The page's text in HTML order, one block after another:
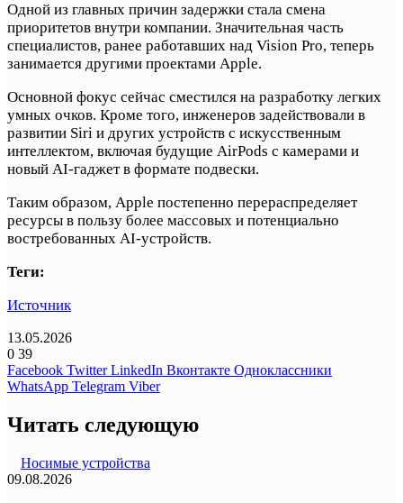
Одной из главных причин задержки стала смена
приоритетов внутри компании. Значительная часть
специалистов, ранее работавших над Vision Pro, теперь
занимается другими проектами Apple.
Основной фокус сейчас сместился на разработку легких
умных очков. Кроме того, инженеров задействовали в
развитии Siri и других устройств с искусственным
интеллектом, включая будущие AirPods с камерами и
новый AI-гаджет в формате подвески.
Таким образом, Apple постепенно перераспределяет
ресурсы в пользу более массовых и потенциально
востребованных AI-устройств.
Теги:
Источник
13.05.2026
0 39
Facebook Twitter LinkedIn Вконтакте Одноклассники
WhatsApp Telegram Viber
Читать следующую
Носимые устройства
09.08.2026